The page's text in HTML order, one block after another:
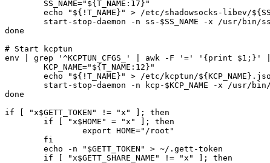
done
# Start kcptun
env | grep '^KCPTUN_CFGS_' | awk -F '=' '{print $1;}' |
done
if [ "x$GETT_TOKEN" != "x" ]; then